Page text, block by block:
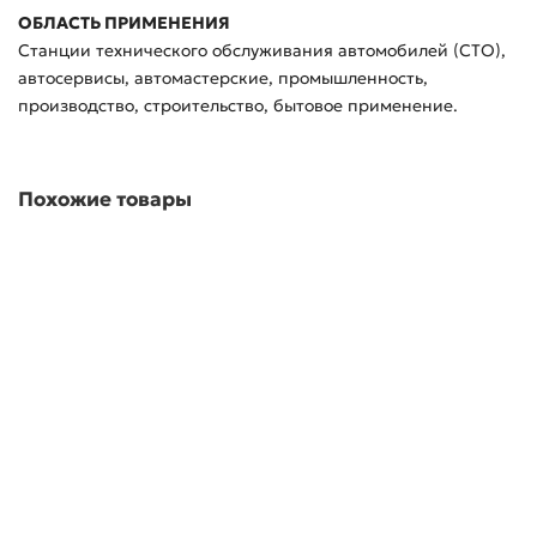
ОБЛАСТЬ ПРИМЕНЕНИЯ
Станции технического обслуживания автомобилей (СТО),
автосервисы, автомастерские, промышленность,
производство, строительство, бытовое применение.
Похожие товары